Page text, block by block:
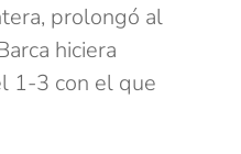
prolongó al
hiciera
1-3 con el que